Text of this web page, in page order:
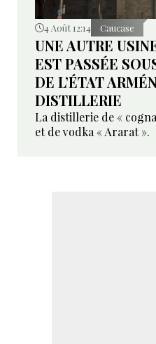
4 Août 12:14 Caucase
UNE AUTRE
EST PASSÉE
DE L’ÉTAT
DISTILLERIE
La distillerie de «
et de vodka « Ararat ».